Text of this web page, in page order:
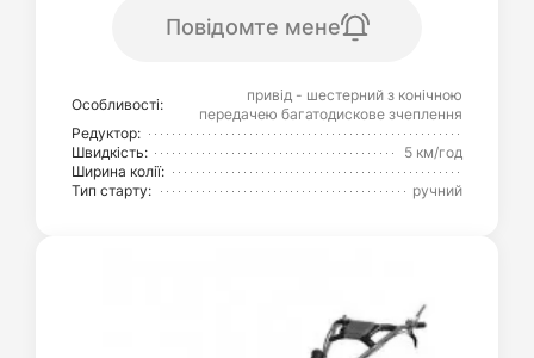
Повідомте мене
Особливості:
привід - шестерний з конічною
передачею багатодискове зчеплення
Редуктор:
Швидкість:
5 км/год
Ширина колії:
Тип старту:
ручний